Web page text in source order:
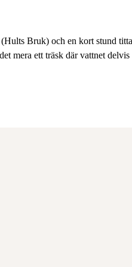
Bruk) och en kort stund
mera ett träsk där vattnet